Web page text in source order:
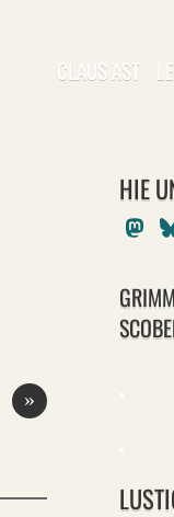
CLAUS AST
»
HIE